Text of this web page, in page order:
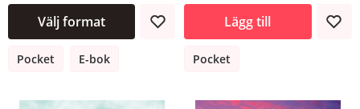
Välj format
Pocket E-bok
Lägg till
Pocket